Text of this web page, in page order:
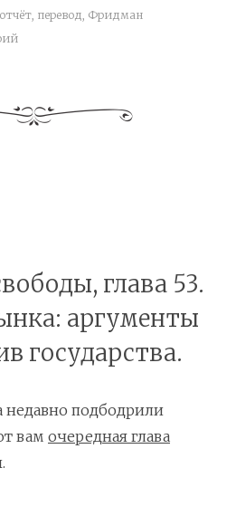
отчёт, перевод, Фридман
глава 53.
аргументы
государства.
подбодрили
вам очередная глава